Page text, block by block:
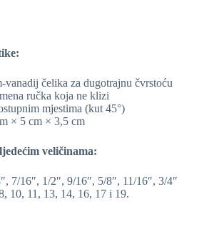
vanadij čelika za dugotrajnu čvrstoću
ručka koja ne klizi
mjestima (kut 45°)
× 5 cm × 3,5 cm
veličinama:
7/16″, 1/2″, 9/16″, 5/8″, 11/16″, 3/4″
10, 11, 13, 14, 16, 17 i 19.